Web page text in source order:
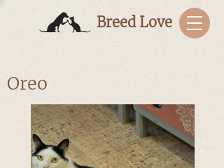
Breed Love
Oreo